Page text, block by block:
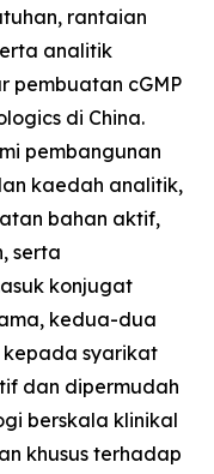
rantaian
analitik
pembuatan cGMP
di China.
pembangunan
kaedah analitik,
bahan aktif,
serta
konjugat
kedua-dua
kepada syarikat
dan dipermudah
berskala klinikal
khusus terhadap